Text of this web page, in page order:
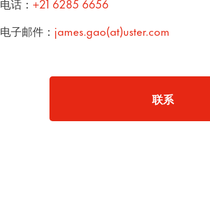
电子邮件： james.gao(at)uster.com
联系